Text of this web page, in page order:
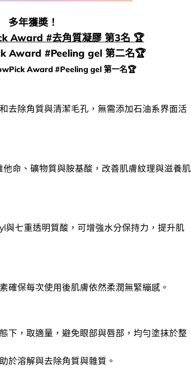
多年獲奬！
Award #去角質凝膠 第3名 🏆
Award #Peeling gel 第二名🏆
Award #Peeling gel 第一名🏆
去除角質與清潔毛孔，無需添加石油系界面活
命、礦物質與胺基酸，改善肌膚紋理與滋養肌
七重透明質酸，可增強水分保持力，提升肌
確保每次使用後肌膚依然柔潤無緊繃感。
下，取適量，避免眼部與唇部，均勻塗抹於整
於溶解與去除角質與雜質。